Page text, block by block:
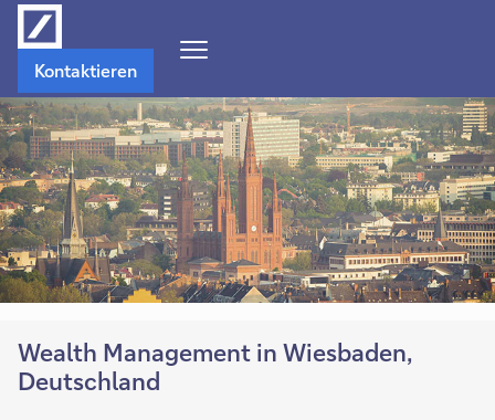
Menü
öffnen
Kontaktieren
Wealth Management in Wiesbaden,
Deutschland